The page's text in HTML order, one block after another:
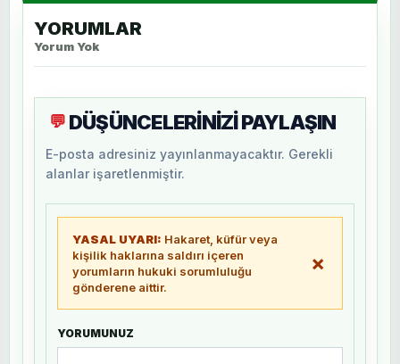
YORUMLAR
Yorum Yok
💬 DÜŞÜNCELERİNİZİ PAYLAŞIN
E-posta adresiniz yayınlanmayacaktır. Gerekli
alanlar işaretlenmiştir.
YASAL UYARI: Hakaret, küfür veya
kişilik haklarına saldırı içeren
yorumların hukuki sorumluluğu
gönderene aittir.
×
YORUMUNUZ